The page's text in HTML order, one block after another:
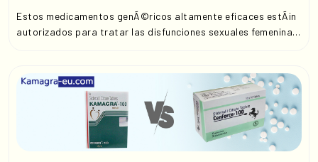
Estos medicamentos genÃ©ricos altamente eficaces estÃ¡n
autorizados para tratar las disfunciones sexuales femeninas.
proporciona alivio y aumenta la excitaciÃ³n sexual.